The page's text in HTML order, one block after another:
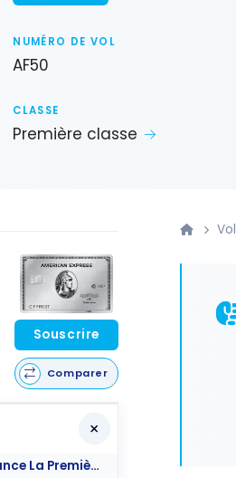
NUMÉRO DE VOL
AF50
CLASSE
Première classe
Souscrire
Comparer
Avant-Propos : Air France La Première, un service personnalisé